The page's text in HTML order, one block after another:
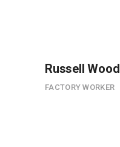
Russell Wood
FACTORY WORKER